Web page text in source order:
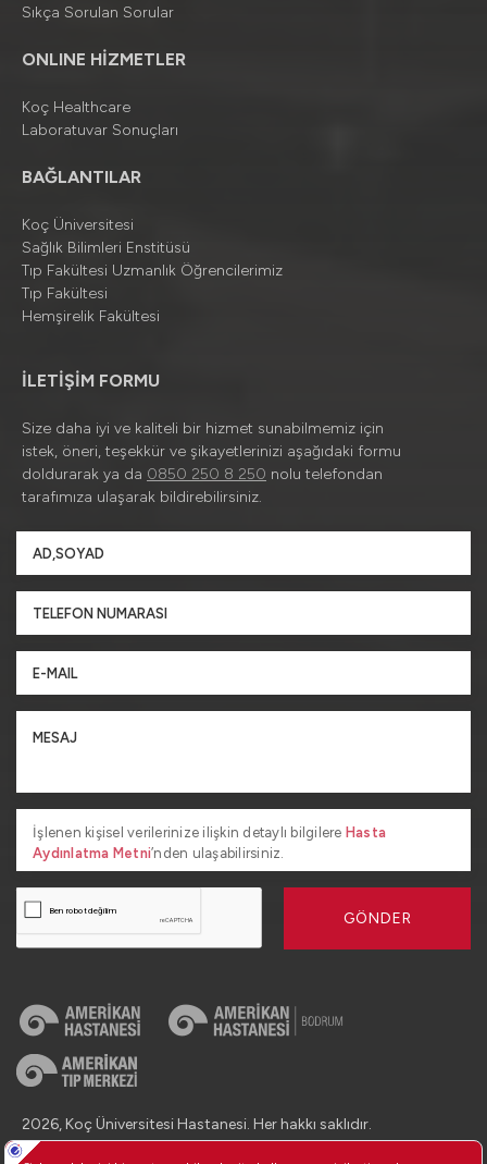
Sıkça Sorulan Sorular
ONLINE HİZMETLER
Koç Healthcare
Laboratuvar Sonuçları
BAĞLANTILAR
Koç Üniversitesi
Sağlık Bilimleri Enstitüsü
Tıp Fakültesi Uzmanlık Öğrencilerimiz
Tıp Fakültesi
Hemşirelik Fakültesi
İLETİŞİM FORMU
Size daha iyi ve kaliteli bir hizmet sunabilmemiz için
istek, öneri, teşekkür ve şikayetlerinizi aşağıdaki formu
doldurarak ya da 0850 250 8 250 nolu telefondan
tarafımıza ulaşarak bildirebilirsiniz.
İşlenen kişisel verilerinize ilişkin detaylı bilgilere Hasta
Aydınlatma Metni’nden ulaşabilirsiniz.
GÖNDER
2026, Koç Üniversitesi Hastanesi. Her hakkı saklıdır.
İletişim : +90 (850) 250 8 250